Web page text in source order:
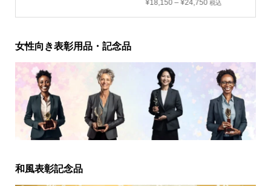
女性向き表彰用品・記念品
和風表彰記念品